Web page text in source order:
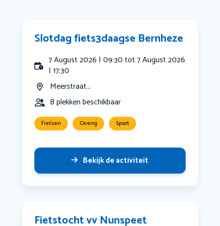
Slotdag fiets3daagse Bernheze
7 August 2026 | 09:30 tot 7 August 2026
| 17:30
Meerstraat...
8 plekken beschikbaar
Fietsen Overig Sport
Bekijk de activiteit
Fietstocht vv Nunspeet